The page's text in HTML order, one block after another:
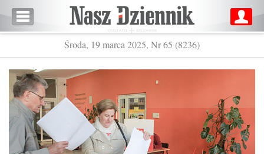
Środa, 19 marca 2025, Nr 65 (8236)